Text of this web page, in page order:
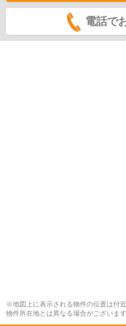
電話で
※地図上に表示される物件の位置は付
物件所在地とは異なる場合がございます